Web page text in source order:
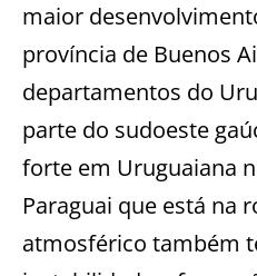
maior
província de Buenos
departamentos do
parte do sudoeste
forte em Uruguaiana
Paraguai que está na
atmosférico também